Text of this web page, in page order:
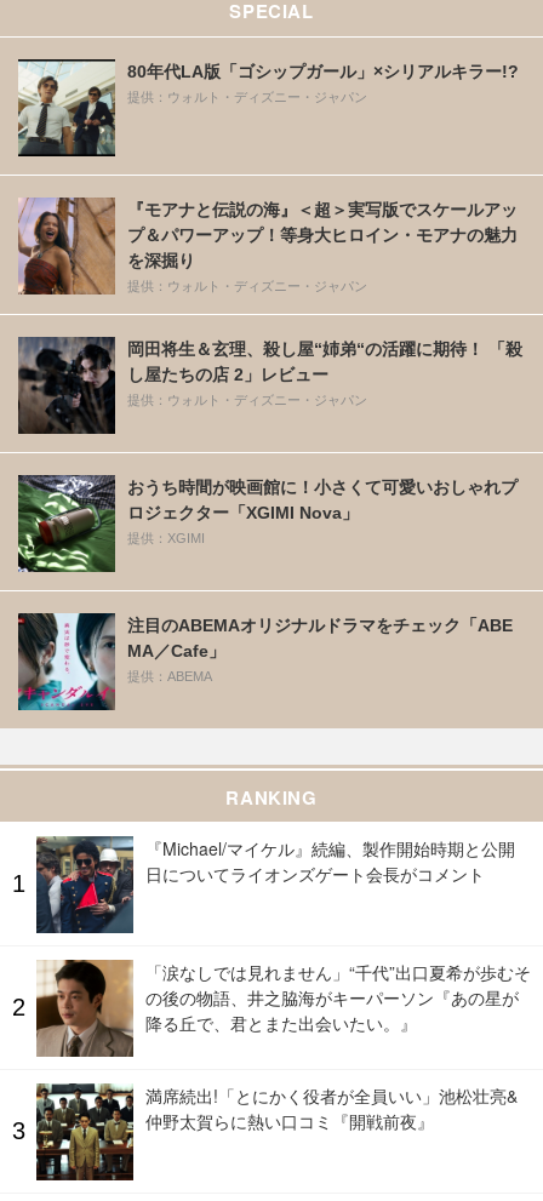
SPECIAL
80年代LA版「ゴシップガール」×シリアルキラー!?
提供：ウォルト・ディズニー・ジャパン
『モアナと伝説の海』＜超＞実写版でスケールアッ
プ＆パワーアップ！等身大ヒロイン・モアナの魅力
を深掘り
提供：ウォルト・ディズニー・ジャパン
岡田将生＆玄理、殺し屋“姉弟“の活躍に期待！ 「殺
し屋たちの店 2」レビュー
提供：ウォルト・ディズニー・ジャパン
おうち時間が映画館に！小さくて可愛いおしゃれプ
ロジェクター「XGIMI Nova」
提供：XGIMI
注目のABEMAオリジナルドラマをチェック「ABE
MA／Cafe」
提供：ABEMA
RANKING
『Michael/マイケル』続編、製作開始時期と公開
日についてライオンズゲート会長がコメント
「涙なしでは見れません」“千代”出口夏希が歩むそ
の後の物語、井之脇海がキーパーソン『あの星が
降る丘で、君とまた出会いたい。』
満席続出!「とにかく役者が全員いい」池松壮亮&
仲野太賀らに熱い口コミ『開戦前夜』